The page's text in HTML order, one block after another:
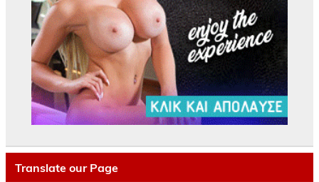
Translate our Page